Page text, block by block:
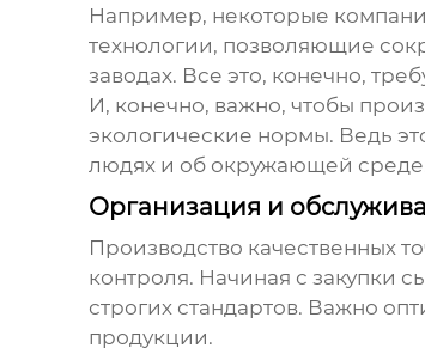
Например, некоторые
технологии, позволяющие
заводах. Все это, конечно,
И, конечно, важно, чтобы
экологические нормы. Ведь
людях и об окружающей
Организация и
Производство качественных
контроля. Начиная с закупки
строгих стандартов. Важно
продукции.